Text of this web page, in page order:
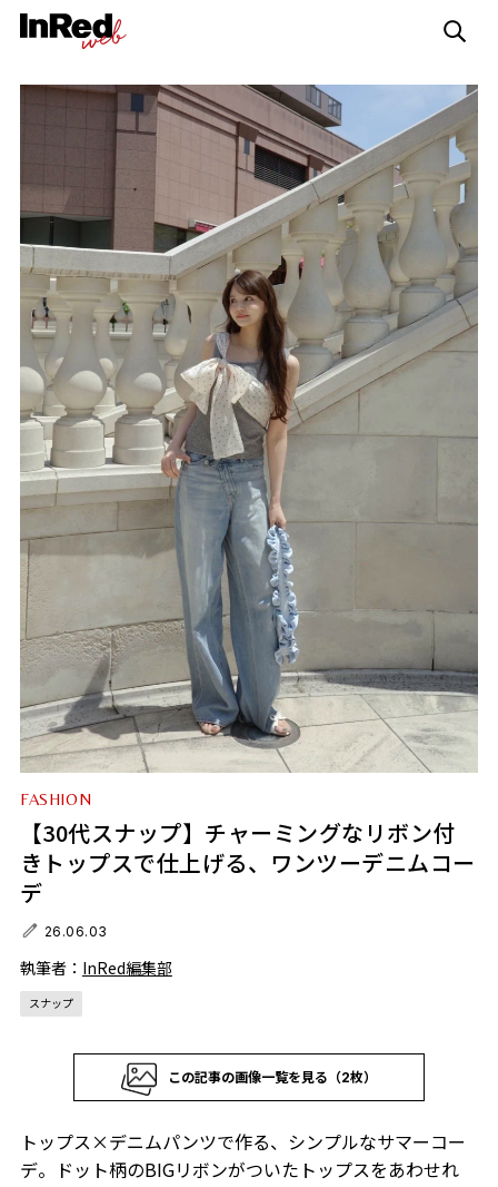
FASHION
【30代スナップ】チャーミングなリボン付
きトップスで仕上げる、ワンツーデニムコー
デ
26.06.03
執筆者： InRed編集部
スナップ
この記事の画像一覧を見る（2枚）
トップス×デニムパンツで作る、シンプルなサマーコー
デ。ドット柄のBIGリボンがついたトップスをあわせれ